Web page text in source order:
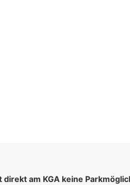
direkt am KGA keine